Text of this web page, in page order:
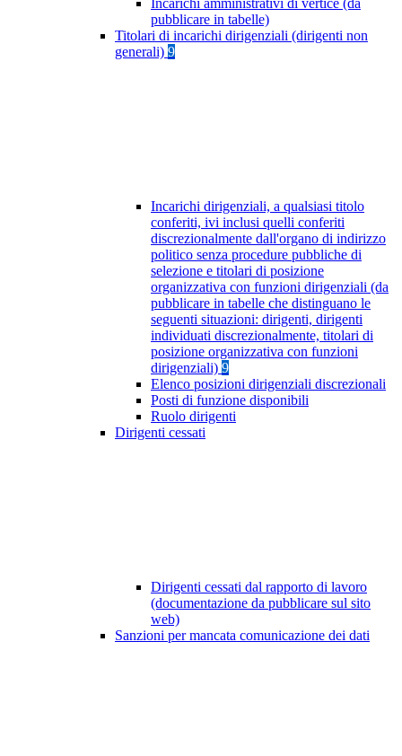
Incarichi amministrativi di vertice (da
pubblicare in tabelle)
Titolari di incarichi dirigenziali (dirigenti non
generali) 9
Incarichi dirigenziali, a qualsiasi titolo
conferiti, ivi inclusi quelli conferiti
discrezionalmente dall'organo di indirizzo
politico senza procedure pubbliche di
selezione e titolari di posizione
organizzativa con funzioni dirigenziali (da
pubblicare in tabelle che distinguano le
seguenti situazioni: dirigenti, dirigenti
individuati discrezionalmente, titolari di
posizione organizzativa con funzioni
dirigenziali) 9
Elenco posizioni dirigenziali discrezionali
Posti di funzione disponibili
Ruolo dirigenti
Dirigenti cessati
Dirigenti cessati dal rapporto di lavoro
(documentazione da pubblicare sul sito
web)
Sanzioni per mancata comunicazione dei dati